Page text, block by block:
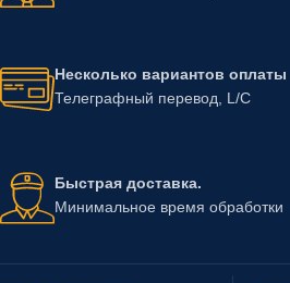
Несколько вариантов оплаты
Телеграфный перевод, L/C
Быстрая доставка.
Минимальное время обработки